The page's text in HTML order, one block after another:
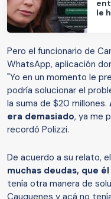
le
Pero el funcionario de
WhatsApp, aplicación
"Yo en un momento le
podría solucionar el
la suma de $20 millones.
era demasiado, ya me
recordó Polizzi.
De acuerdo a su relato,
muchas deudas, que
tenía otra manera de
Cauquenes y acá no